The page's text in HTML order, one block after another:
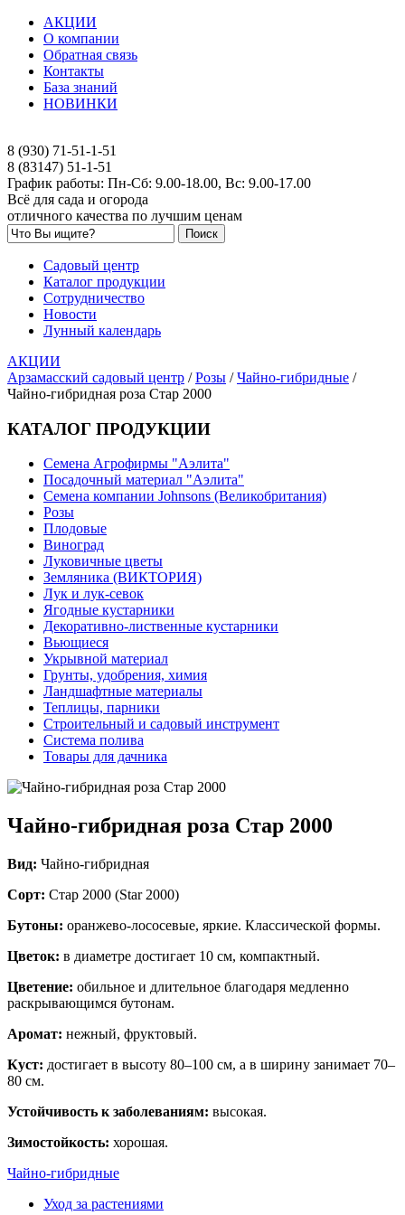
АКЦИИ
О компании
Обратная связь
Контакты
База знаний
НОВИНКИ
8 (930) 71-51-1-51
8 (83147) 51-1-51
График работы: Пн-Сб: 9.00-18.00, Вс: 9.00-17.00
Всё для сада и огорода
отличного качества по лучшим ценам
Садовый центр
Каталог продукции
Сотрудничество
Новости
Лунный календарь
АКЦИИ
Арзамасский садовый центр /Розы /Чайно-гибридные /
Чайно-гибридная роза Стар 2000
КАТАЛОГ ПРОДУКЦИИ
Семена Агрофирмы "Аэлита"
Посадочный материал "Аэлита"
Семена компании Johnsons (Великобритания)
Розы
Плодовые
Виноград
Луковичные цветы
Земляника (ВИКТОРИЯ)
Лук и лук-севок
Ягодные кустарники
Декоративно-лиственные кустарники
Вьющиеся
Укрывной материал
Грунты, удобрения, химия
Ландшафтные материалы
Теплицы, парники
Строительный и садовый инструмент
Система полива
Товары для дачника
Чайно-гибридная роза Стар 2000
Вид: Чайно-гибридная
Сорт: Стар 2000 (Star 2000)
Бутоны: оранжево-лососевые, яркие. Классической формы.
Цветок: в диаметре достигает 10 см, компактный.
Цветение: обильное и длительное благодаря медленно
раскрывающимся бутонам.
Аромат: нежный, фруктовый.
Куст: достигает в высоту 80–100 см, а в ширину занимает 70–
80 см.
Устойчивость к заболеваниям: высокая.
Зимостойкость: хорошая.
Чайно-гибридные
Уход за растениями